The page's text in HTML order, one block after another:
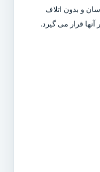
و بدون اتلاف
قرار می گیرد.